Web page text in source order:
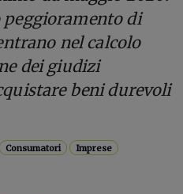
di
nel calcolo
dei giudizi
beni durevoli
Consumatori
Imprese